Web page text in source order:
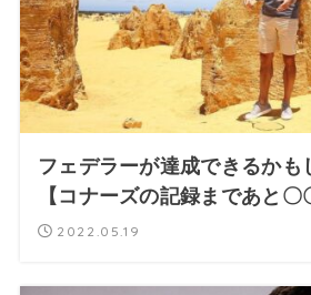
フェデラーが達成できるかも
【コナーズの記録まであと〇
2022.05.19